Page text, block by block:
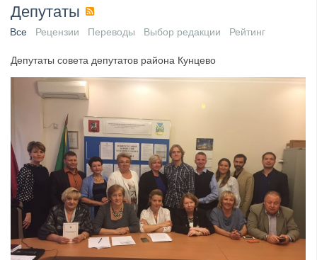
Депутаты
Все Рецензии Переводы Выбор редакции Рейтинг
Депутаты совета депутатов района Кунцево